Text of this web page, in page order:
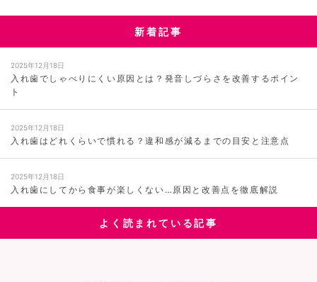
新着記事
2025年12月18日
入れ歯でしゃべりにくい原因とは？発音しづらさを改善するポイン
ト
2025年12月18日
入れ歯はどれくらいで慣れる？違和感が減るまでの目安と注意点
2025年12月18日
入れ歯にしてから食事が楽しくない…原因と改善点を徹底解説
よく読まれている記事